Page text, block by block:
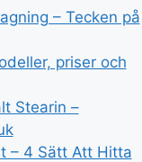
– Tecken på
priser och
Stearin –
– 4 Sätt Att Hitta